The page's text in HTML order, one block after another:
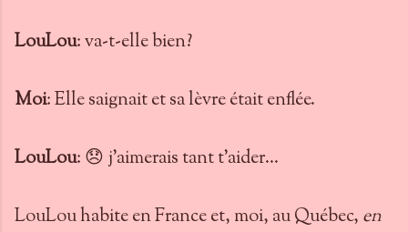
LouLou: va-t-elle bien?
Moi: Elle saignait et sa lèvre était enflée.
LouLou: 😞 j'aimerais tant t'aider...
LouLou habite en France et, moi, au Québec, en